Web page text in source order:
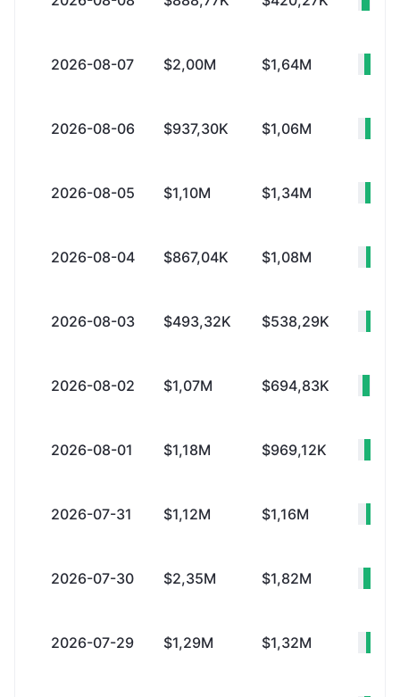
2026-08-07 $2,00M $1,64M
2026-08-06 $937,30K $1,06M
2026-08-05 $1,10M $1,34M
2026-08-04 $867,04K $1,08M
2026-08-03 $493,32K $538,29K
2026-08-02 $1,07M $694,83K
2026-08-01 $1,18M $969,12K
2026-07-31 $1,12M $1,16M
2026-07-30 $2,35M $1,82M
2026-07-29 $1,29M $1,32M